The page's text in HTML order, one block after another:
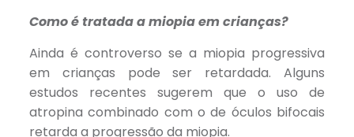
Como é tratada a miopia em crianças?
Ainda é controverso se a miopia progressiva
em crianças pode ser retardada. Alguns
estudos recentes sugerem que o uso de
atropina combinado com o de óculos bifocais
retarda a progressão da miopia.